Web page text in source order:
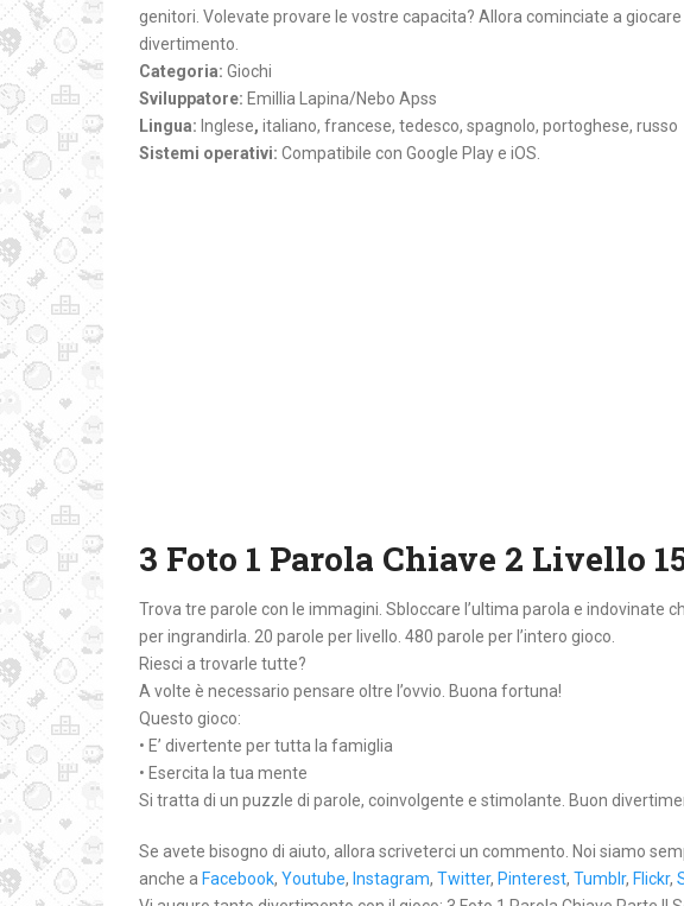
genitori. Volevate provare le vostre capacita? Allora cominciate a
divertimento.
Categoria: Giochi
Sviluppatore: Emillia Lapina/Nebo Apss
Lingua: Inglese, italiano, francese, tedesco, spagnolo, portoghese, russo
Sistemi operativi: Compatibile con Google Play e iOS.
3 Foto 1 Parola Chiave 2 Livello
Trova tre parole con le immagini. Sbloccare l’ultima parola e indovinate
per ingrandirla. 20 parole per livello. 480 parole per l’intero gioco.
Riesci a trovarle tutte?
A volte è necessario pensare oltre l’ovvio. Buona fortuna!
Questo gioco:
• E’ divertente per tutta la famiglia
• Esercita la tua mente
Si tratta di un puzzle di parole, coinvolgente e stimolante. Buon
Se avete bisogno di aiuto, allora scriveterci un commento. Noi siamo
anche a Facebook, Youtube, Instagram, Twitter, Pinterest, Tumblr, Flickr,